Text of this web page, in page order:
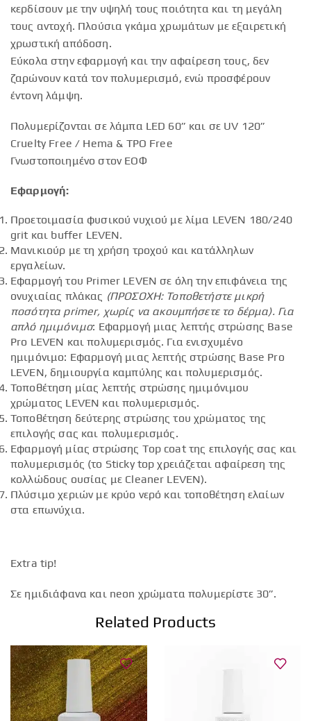
κερδίσουν με την υψηλή τους ποιότητα και τη μεγάλη
τους αντοχή. Πλούσια γκάμα χρωμάτων με εξαιρετική
χρωστική απόδοση.
Εύκολα στην εφαρμογή και την αφαίρεση τους, δεν
ζαρώνουν κατά τον πολυμερισμό, ενώ προσφέρουν
έντονη λάμψη.
Πολυμερίζονται σε λάμπα LED 60” και σε UV 120”
Cruelty Free / Hema & TPO Free
Γνωστοποιημένο στον ΕΟΦ
Εφαρμογή:
Προετοιμασία φυσικού νυχιού με λίμα LEVEN 180/240
grit και buffer LEVEN.
Μανικιούρ με τη χρήση τροχού και κατάλληλων
εργαλείων.
Εφαρμογή του Primer LEVEN σε όλη την επιφάνεια της
ονυχιαίας πλάκας (ΠΡΟΣΟΧΗ: Τοποθετήστε μικρή
ποσότητα primer, χωρίς να ακουμπήσετε το δέρμα).Για
απλό ημιμόνιμο: Εφαρμογή μιας λεπτής στρώσης Base
Pro LEVEN και πολυμερισμός. Για ενισχυμένο
ημιμόνιμο: Εφαρμογή μιας λεπτής στρώσης Base Pro
LEVEN, δημιουργία καμπύλης και πολυμερισμός.
Τοποθέτηση μίας λεπτής στρώσης ημιμόνιμου
χρώματος LEVEN και πολυμερισμός.
Τοποθέτηση δεύτερης στρώσης του χρώματος της
επιλογής σας και πολυμερισμός.
Εφαρμογή μίας στρώσης Top coat της επιλογής σας και
πολυμερισμός (το Sticky top χρειάζεται αφαίρεση της
κολλώδους ουσίας με Cleaner LEVEN).
Πλύσιμο χεριών με κρύο νερό και τοποθέτηση ελαίων
στα επωνύχια.
Extra tip!
Σε ημιδιάφανα και neon χρώματα πολυμερίστε 30”.
Related Products